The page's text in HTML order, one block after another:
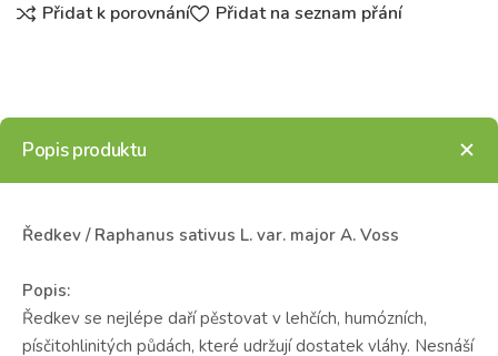
Přidat k porovnání Přidat na seznam přání
Popis produktu
Ředkev / Raphanus sativus L. var. major A. Voss
Popis:
Ředkev se nejlépe daří pěstovat v lehčích, humózních,
písčitohlinitých půdách, které udržují dostatek vláhy. Nesnáší